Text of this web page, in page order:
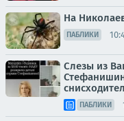
На
ПАБЛИКИ
Слезы из
ПАБЛИКИ